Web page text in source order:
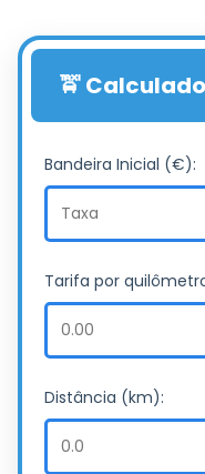
🚖
Bandeira Inicial (€):
Tarifa por
Distância (km):